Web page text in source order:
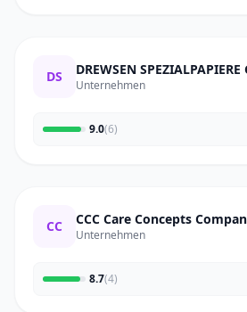
DS DREWSEN
Unternehmen
9.0(6)
CC CCC Care Concepts
Unternehmen
8.7(4)